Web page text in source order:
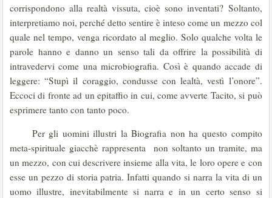
corrispondono alla realtà vissuta, cioè sono inventati? Soltanto,
interpretiamo noi, perché detto sentire è inteso come un mezzo col
quale nel tempo, venga ricordato al meglio. Solo qualche volta le
parole hanno e danno un senso tali da offrire la possibilità di
intravedervi come una microbiografia. Così è quando accade di
leggere: “Stupì il coraggio, condusse con lealtà, vestì l’onore”.
Eccoci di fronte ad un epitaffio in cui, come avverte Tacito, si può
esprimere tanto con tanto poco.
Per gli uomini illustri la Biografia non ha questo compito
meta-spirituale giacchè rappresenta non soltanto un tramite, ma
un mezzo, con cui descrivere insieme alla vita, le loro opere e con
esse un pezzo di storia patria. Infatti quando si narra la vita di un
uomo illustre, inevitabilmente si narra e in un certo senso si